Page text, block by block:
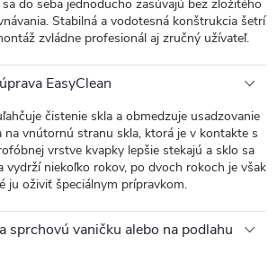
do seba jednoducho zasúvajú bez zložitého
Stabilná a vodotesná konštrukcia šetrí
zvládne profesionál aj zručný užívateľ.
EasyClean
čistenie skla a obmedzuje usadzovanie
na vnútornú stranu skla, ktorá je v kontakte s
vrstve kvapky lepšie stekajú a sklo sa
vydrží niekoľko rokov, po dvoch rokoch je však
ju oživiť špeciálnym prípravkom.
sprchovú vaničku alebo na podlahu